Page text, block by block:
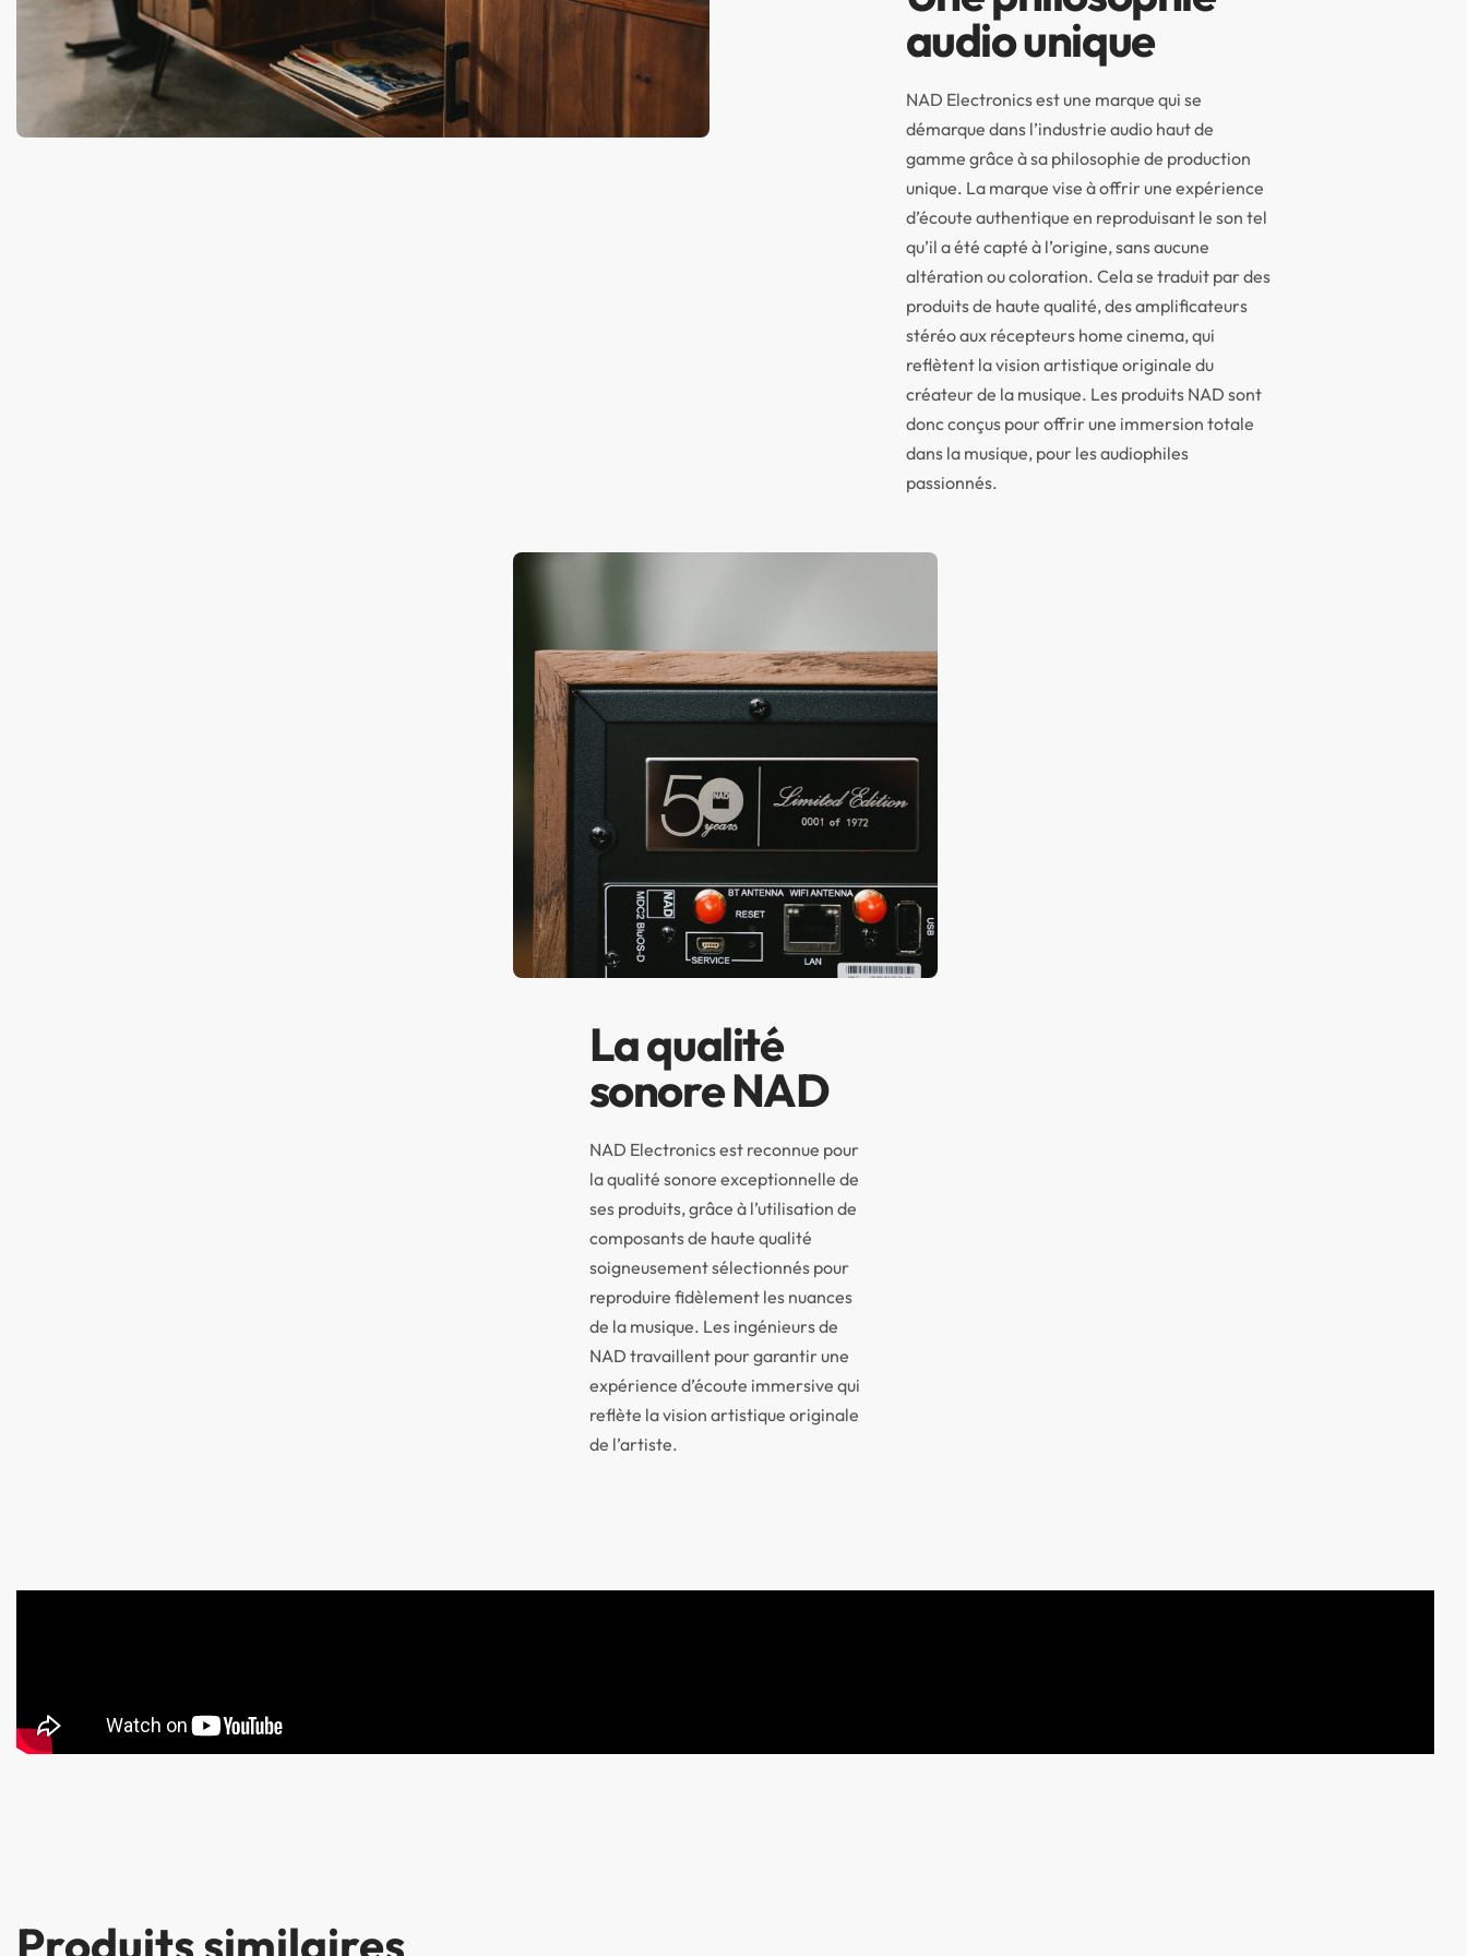
audio unique
NAD Electronics est une marque qui se
démarque dans l’industrie audio haut de
gamme grâce à sa philosophie de production
unique. La marque vise à offrir une expérience
d’écoute authentique en reproduisant le son tel
qu’il a été capté à l’origine, sans aucune
altération ou coloration. Cela se traduit par des
produits de haute qualité, des amplificateurs
stéréo aux récepteurs home cinema, qui
reflètent la vision artistique originale du
créateur de la musique. Les produits NAD sont
donc conçus pour offrir une immersion totale
dans la musique, pour les audiophiles
passionnés.
La qualité
sonore NAD
NAD Electronics est reconnue pour
la qualité sonore exceptionnelle de
ses produits, grâce à l’utilisation de
composants de haute qualité
soigneusement sélectionnés pour
reproduire fidèlement les nuances
de la musique. Les ingénieurs de
NAD travaillent pour garantir une
expérience d’écoute immersive qui
reflète la vision artistique originale
de l’artiste.